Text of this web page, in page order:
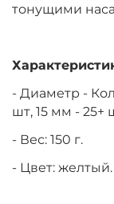
тонущими
- Диаметр -
шт, 15 мм - 25+
- Вес: 150 г.
- Цвет: желтый.